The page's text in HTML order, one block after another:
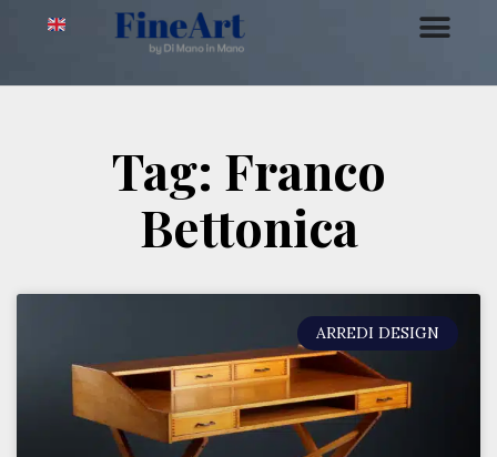
Tag: Franco
Bettonica
ARREDI DESIGN